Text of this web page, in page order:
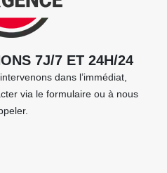
7J/7 ET 24H/24
dans l’immédiat,
via le formulaire ou à nous